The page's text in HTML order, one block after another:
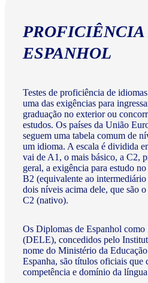
ESPANHOL
Testes de proficiência de
uma das exigências para
graduação no exterior ou
estudos. Os países da União
seguem uma tabela comum de
um idioma. A escala é dividida
vai de A1, o mais básico, a C2,
geral, a exigência para estudo
B2 (equivalente ao
dois níveis acima dele, que são
C2 (nativo).
Os Diplomas de Espanhol como
(DELE), concedidos pelo
nome do Ministério da
Espanha, são títulos oficiais que
competência e domínio da